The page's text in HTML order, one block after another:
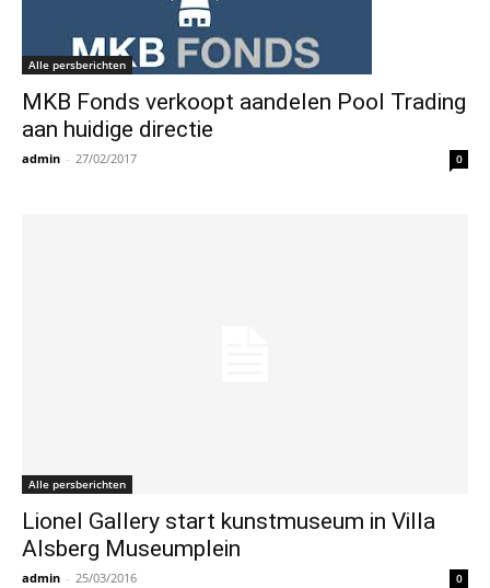
Alle persberichten
MKB Fonds verkoopt aandelen Pool Trading
aan huidige directie
admin - 27/02/2017 0
Alle persberichten
Lionel Gallery start kunstmuseum in Villa
Alsberg Museumplein
admin - 25/03/2016 0